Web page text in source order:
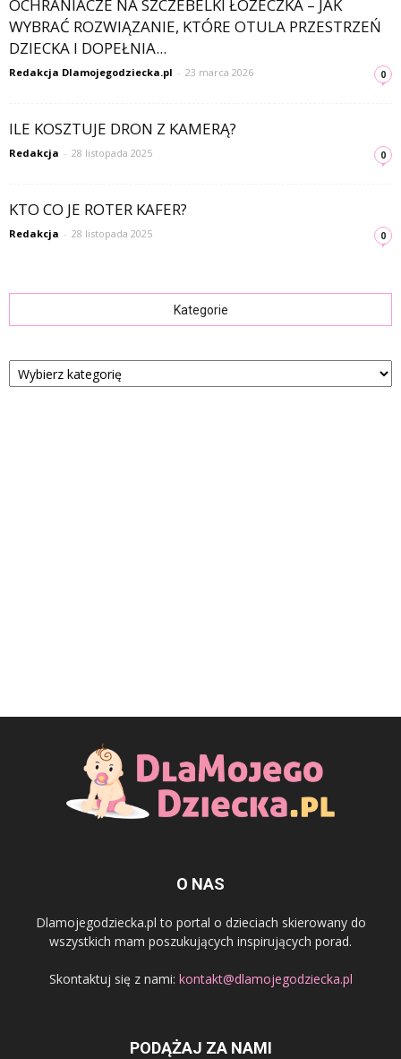
OCHRANIACZE NA SZCZEBELKI ŁÓŻECZKA – JAK
WYBRAĆ ROZWIĄZANIE, KTÓRE OTULA PRZESTRZEŃ
DZIECKA I DOPEŁNIA...
Redakcja Dlamojegodziecka.pl - 23 marca 2026 0
ILE KOSZTUJE DRON Z KAMERĄ?
Redakcja - 28 listopada 2025 0
KTO CO JE ROTER KAFER?
Redakcja - 28 listopada 2025 0
Kategorie
Kategorie
O NAS
Dlamojegodziecka.pl to portal o dzieciach skierowany do
wszystkich mam poszukujących inspirujących porad.
Skontaktuj się z nami: kontakt@dlamojegodziecka.pl
PODĄŻAJ ZA NAMI